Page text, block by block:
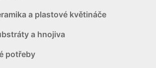
a plastové květináče
a hnojiva
potřeby